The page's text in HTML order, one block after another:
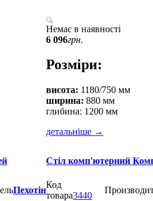
Немає в наявності
6 096грн.
Розміри:
висота: 1180/750 мм
ширина: 880 мм
глибина: 1200 мм
детальніше →
Пехотін
Стіл комп'ютерний
Код
товара3440